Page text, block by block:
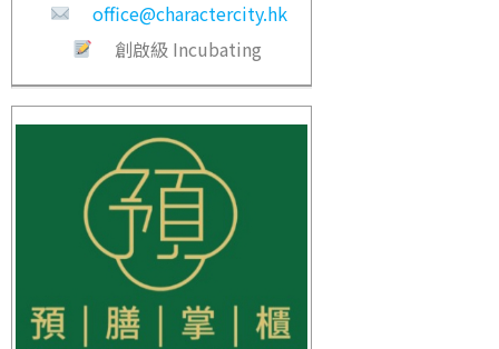
office@charactercity.hk
創啟級 Incubating